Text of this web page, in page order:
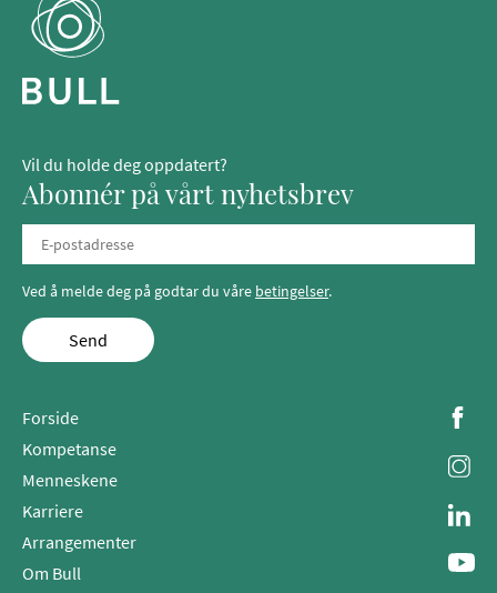
Vil du holde deg oppdatert?
Abonnér på vårt nyhetsbrev
Ved å melde deg på godtar du våre betingelser.
Send
Forside
Kompetanse
Menneskene
Karriere
Arrangementer
Om Bull